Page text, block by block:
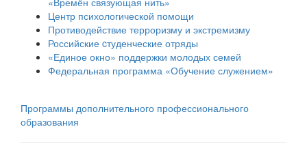
Центр психологической помощи
Противодействие терроризму и экстремизму
Российские cтуденческие отряды
«Единое окно» поддержки молодых семей
Федеральная программа «Обучение служением»
Программы дополнительного профессионального
образования